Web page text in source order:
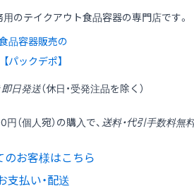
のテイクアウト食品容器の専門店です。
品容器販売の
【パックデポ】
即日発送（休日・受発注品を除く）
円（個人宛）の購入で、 送料・代引手数料無
のお客様はこちら
支払い・配送